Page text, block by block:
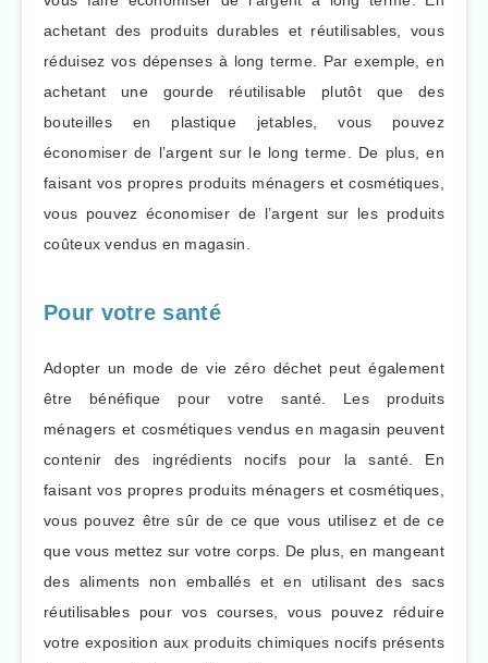
achetant des produits durables et réutilisables, vous
réduisez vos dépenses à long terme. Par exemple, en
achetant une gourde réutilisable plutôt que des
bouteilles en plastique jetables, vous pouvez
économiser de l’argent sur le long terme. De plus, en
faisant vos propres produits ménagers et cosmétiques,
vous pouvez économiser de l’argent sur les produits
coûteux vendus en magasin.
Pour votre santé
Adopter un mode de vie zéro déchet peut également
être bénéfique pour votre santé. Les produits
ménagers et cosmétiques vendus en magasin peuvent
contenir des ingrédients nocifs pour la santé. En
faisant vos propres produits ménagers et cosmétiques,
vous pouvez être sûr de ce que vous utilisez et de ce
que vous mettez sur votre corps. De plus, en mangeant
des aliments non emballés et en utilisant des sacs
réutilisables pour vos courses, vous pouvez réduire
votre exposition aux produits chimiques nocifs présents